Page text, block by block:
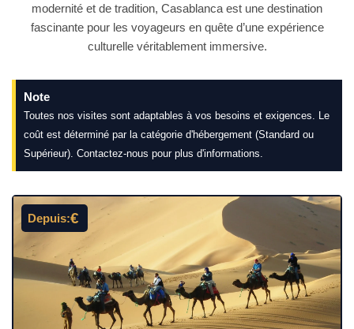
modernité et de tradition, Casablanca est une destination
fascinante pour les voyageurs en quête d’une expérience
culturelle véritablement immersive.
Note
Toutes nos visites sont adaptables à vos besoins et exigences. Le
coût est déterminé par la catégorie d'hébergement (Standard ou
Supérieur). Contactez-nous pour plus d'informations.
Depuis:€